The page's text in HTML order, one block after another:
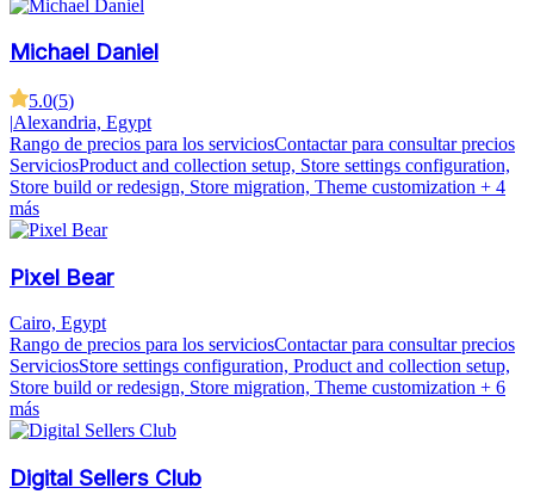
Michael Daniel
5.0(5)
|Alexandria, Egypt
Rango de precios para los serviciosContactar para consultar precios
ServiciosProduct and collection setup, Store settings configuration,
Store build or redesign, Store migration, Theme customization + 4
más
Pixel Bear
Cairo, Egypt
Rango de precios para los serviciosContactar para consultar precios
ServiciosStore settings configuration, Product and collection setup,
Store build or redesign, Store migration, Theme customization + 6
más
Digital Sellers Club